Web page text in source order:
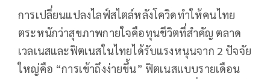
การเปลี่ยนแปลงไลฟ์สไตล์หลังโควิดทำให้คนไทย
ตระหนักว่าสุขภาพกายใจคือทุนชีวิตที่สำคัญ ตลาด
เวลเนสและฟิตเนสในไทยได้รับแรงหนุนจาก 2 ปัจจัย
ใหญ่คือ “การเข้าถึงง่ายขึ้น” ฟิตเนสแบบรายเดือน